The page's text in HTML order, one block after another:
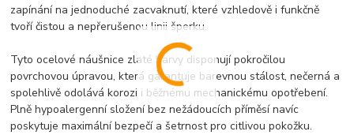
zapínání na jednoduché zacvaknutí, které vzhledově i funkčně
tvoří čistou a nepřerušenou linii šperku.
Tyto ocelové náušnice zlaté barvy disponují pokročilou
povrchovou úpravou, která garantuje barevnou stálost, nečerná a
spolehlivě odolává korozi i běžnému mechanickému opotřebení.
Plně hypoalergenní složení bez nežádoucích příměsí navíc
poskytuje maximální bezpečí a šetrnost pro citlivou pokožku.